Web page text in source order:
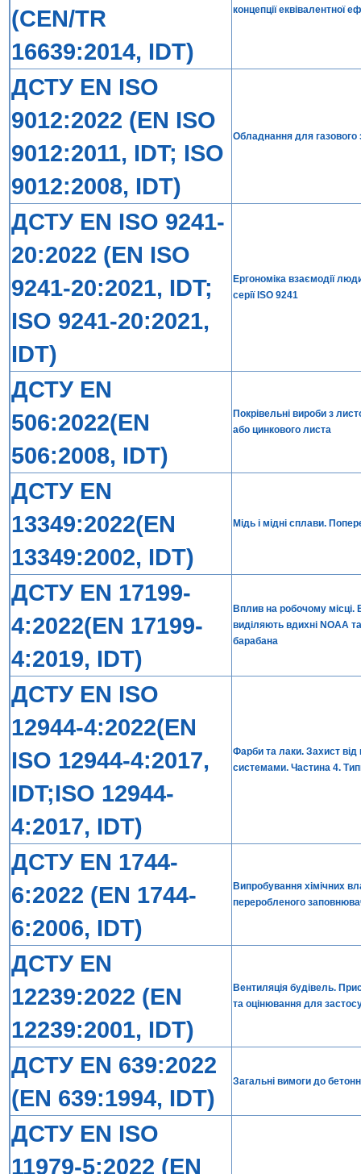
(CEN/TR
16639:2014, IDT)
концепції еквівалентної
ДСТУ EN ISO
9012:2022 (EN ISO
9012:2011, IDT; ISO
9012:2008, IDT)
Обладнання для газового
ДСТУ EN ISO 9241-
20:2022 (EN ISO
9241-20:2021, IDT;
ISO 9241-20:2021,
IDT)
Ергономіка взаємодії
серії ISO 9241
ДСТУ EN
506:2022(EN
506:2008, IDT)
Покрівельні вироби з
або цинкового листа
ДСТУ EN
13349:2022(EN
13349:2002, IDT)
Мідь і мідні сплави.
ДСТУ EN 17199-
4:2022(EN 17199-
4:2019, IDT)
Вплив на робочому місці.
виділяють вдихні NOAA
барабана
ДСТУ EN ISO
12944-4:2022(EN
ISO 12944-4:2017,
IDT;ISO 12944-
4:2017, IDT)
Фарби та лаки. Захист від
системами. Частина 4.
ДСТУ EN 1744-
6:2022 (EN 1744-
6:2006, IDT)
Випробування хімічних
переробленого
ДСТУ EN
12239:2022 (EN
12239:2001, IDT)
Вентиляція будівель.
та оцінювання для
ДСТУ EN 639:2022
(EN 639:1994, IDT)
Загальні вимоги до
ДСТУ EN ISO
11979-5:2022 (EN